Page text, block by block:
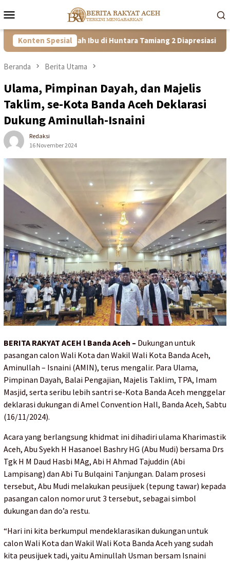
ke
Mobile
Konten Spesial
Kisah Ibu di Huntara Tamiang 2 Diapresiasi Satgas PRR
Beranda Berita Utama
Ulama, Pimpinan Dayah, dan Majelis
Taklim, se-Kota Banda Aceh Deklarasi
Dukung Aminullah-Isnaini
Redaksi
16 November 2024
BERITA RAKYAT ACEH l Banda Aceh – Dukungan untuk
pasangan calon Wali Kota dan Wakil Wali Kota Banda Aceh,
Aminullah – Isnaini (AMIN), terus mengalir. Para Ulama,
Pimpinan Dayah, Balai Pengajian, Majelis Taklim, TPA, Imam
Masjid, serta seribu lebih santri se-Kota Banda Aceh menggelar
deklarasi dukungan di Amel Convention Hall, Banda Aceh, Sabtu
(16/11/2024).
Acara yang berlangsung khidmat ini dihadiri ulama Kharimastik
Aceh, Abu Syekh H Hasanoel Bashry HG (Abu Mudi) bersama Drs
Tgk H M Daud Hasbi MAg, Abi H Ahmad Tajuddin (Abi
Lampisang) dan Abi Tu Bulqaini Tanjungan. Dalam prosesi
tersebut, Abu Mudi melakukan peusijuek (tepung tawar) kepada
pasangan calon nomor urut 3 tersebut, sebagai simbol
dukungan dan do’a restu.
“Hari ini kita berkumpul mendeklarasikan dukungan untuk
calon Wali Kota dan Wakil Wali Kota Banda Aceh yang sudah
kita peusijuek tadi, yaitu Aminullah Usman bersam Isnaini